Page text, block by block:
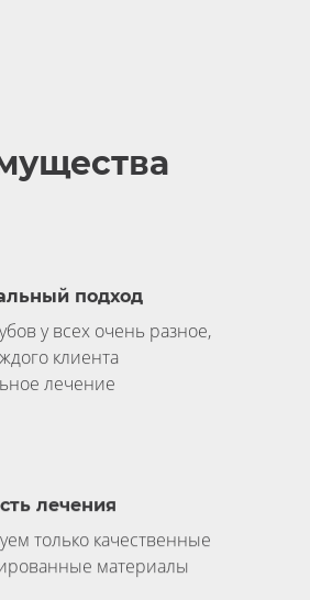
у всех очень разное,
клиента
лечение
только качественные
материалы
лечения
подход